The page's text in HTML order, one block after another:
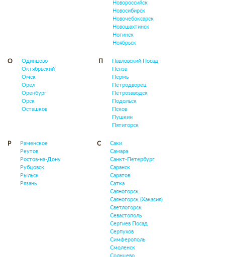
Новороссийск
Новосибирск
Новочебоксарск
Новошахтинск
Ногинск
Ноябрьск
О
Одинцово
Октябрьский
Омск
Орел
Оренбург
Орск
Осташков
Павловский Посад
Пенза
Пермь
Петродворец
Петрозаводск
Подольск
Псков
Пушкин
Пятигорск
Р
Раменское
Реутов
Ростов-на-Дону
Рубцовск
Рыльск
Рязань
С
Саки
Самара
Санкт-Петербург
Саранск
Саратов
Сатка
Саяногорск
Саяногорск (Хакасия)
Светлогорск
Севастополь
Сергиев Посад
Серпухов
Симферополь
Смоленск